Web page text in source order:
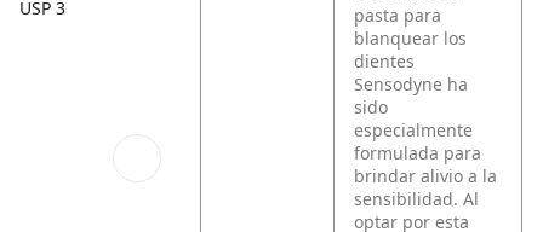
USP 3
pasta para
blanquear los
dientes
Sensodyne ha
sido
especialmente
formulada para
brindar alivio a la
sensibilidad. Al
optar por esta